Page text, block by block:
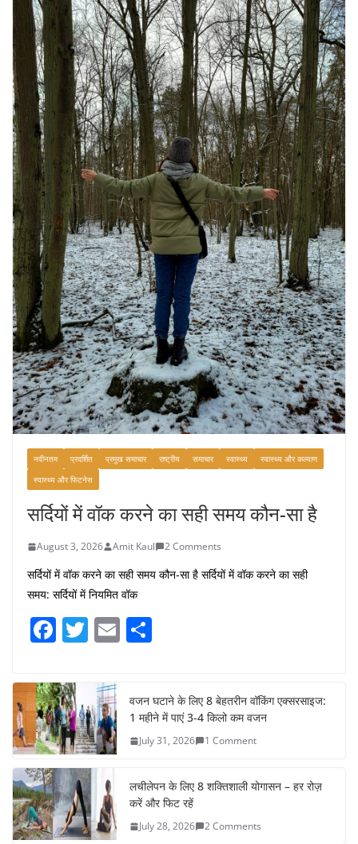
रामेश्वरम यात्रा गाइड: पवित्र तीर्थ स्थल, दर्शन
स्थल और पहुंच मार्ग
July 30, 2026 1 Comment
खाने के शौकीनों के लिए कश्मीर के 5 बेहतरीन
स्वादिष्ट व्यंजन
August 6, 2026 1 Comment
नवीनतम प्रदर्शित प्रमुख समाचार राष्ट्रीय समाचार स्वास्थ्य
स्वास्थ्य और कल्याण
स्वास्थ्य और फिटनेस
सर्दियों में वॉक करने का सही समय कौन-सा है
August 3, 2026 Amit Kaul 2 Comments
सर्दियों में वॉक करने का सही समय कौन-सा है सर्दियों में वॉक करने का सही
समय: सर्दियों में नियमित वॉक
F
c
e
b
o
o
k
T
itt
er
E
e
वजन घटाने के लिए 8 बेहतरीन वॉकिंग एक्सरसाइज:
1 महीने में पाएं 3-4 किलो कम वजन
July 31, 2026 1 Comment
लचीलेपन के लिए 8 शक्तिशाली योगासन – हर रोज़
करें और फिट रहें
July 28, 2026 2 Comments